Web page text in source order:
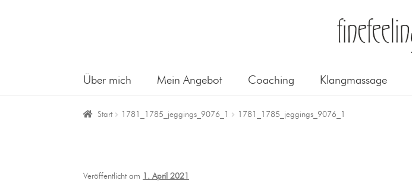
Über mich Mein Angebot Coaching Klangmassage
Start 1781_1785_jeggings_9076_1 1781_1785_jeggings_9076_1
Veröffentlicht am 1. April 2021